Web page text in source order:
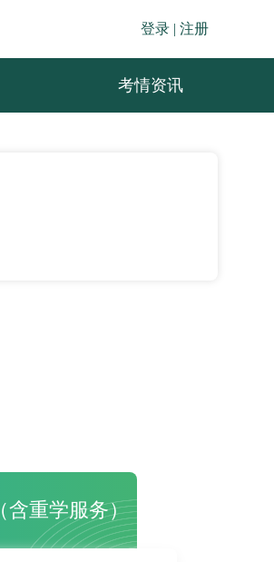
登录 | 注册
考情资讯
含重学服务）